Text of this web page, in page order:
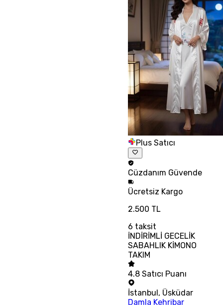
Plus Satıcı
Cüzdanım Güvende
Ücretsiz Kargo
2.500 TL
6 taksit
İNDİRİMLİ GECELİK
SABAHLIK KİMONO
TAKIM
4.8 Satıcı Puanı
İstanbul, Üsküdar
Damla Kehribar